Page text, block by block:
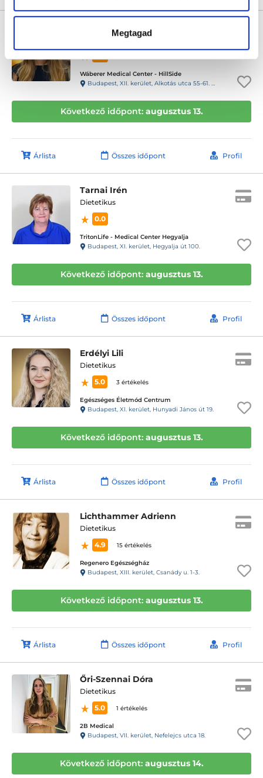
Megtagad
Halas Eszter Noémi
Dietetikus
Wáberer Medical Center - HillSide
Budapest, XII. kerület, Alkotás utca 55-61. Hillside
Következő időpont: augusztus 13.
Árlista Összes időpont Profil
Tarnai Irén
Dietetikus
0.0
TritonLife - Medical Center Hegyalja
Budapest, XI. kerület, Hegyalja út 100.
Következő időpont: augusztus 13.
Árlista Összes időpont Profil
Erdélyi Lili
Dietetikus
5.0
3 értékelés
Egészséges Életmód Centrum
Budapest, XI. kerület, Hunyadi János út 19.
Következő időpont: augusztus 13.
Árlista Összes időpont Profil
Lichthammer Adrienn
Dietetikus
4.9
15 értékelés
Regenero Egészségház
Budapest, XIII. kerület, Csanády u. 1-3.
Következő időpont: augusztus 13.
Árlista Összes időpont Profil
Őri-Szennai Dóra
Dietetikus
5.0
1 értékelés
2B Medical
Budapest, VII. kerület, Nefelejcs utca 18.
Következő időpont: augusztus 14.